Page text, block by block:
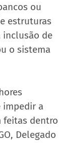
ou
estruturas
inclusão de
o sistema
impedir a
feitas dentro
Delegado